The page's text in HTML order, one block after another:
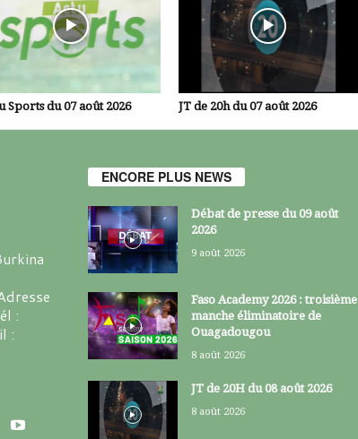
Sports du 07 août 2026 JT de 20h du 07 août 2026
:
:
ENCORE PLUS NEWS
Débat de presse du 09 août
2026
9 août 2026
Faso Academy 2026 : troisième
manche éliminatoire de
Ouagadougou
8 août 2026
JT de 20H du 08 août 2026
8 août 2026